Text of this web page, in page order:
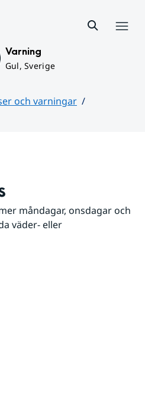
Varning
Gul, Sverige
och varningar
måndagar, onsdagar och
väder- eller